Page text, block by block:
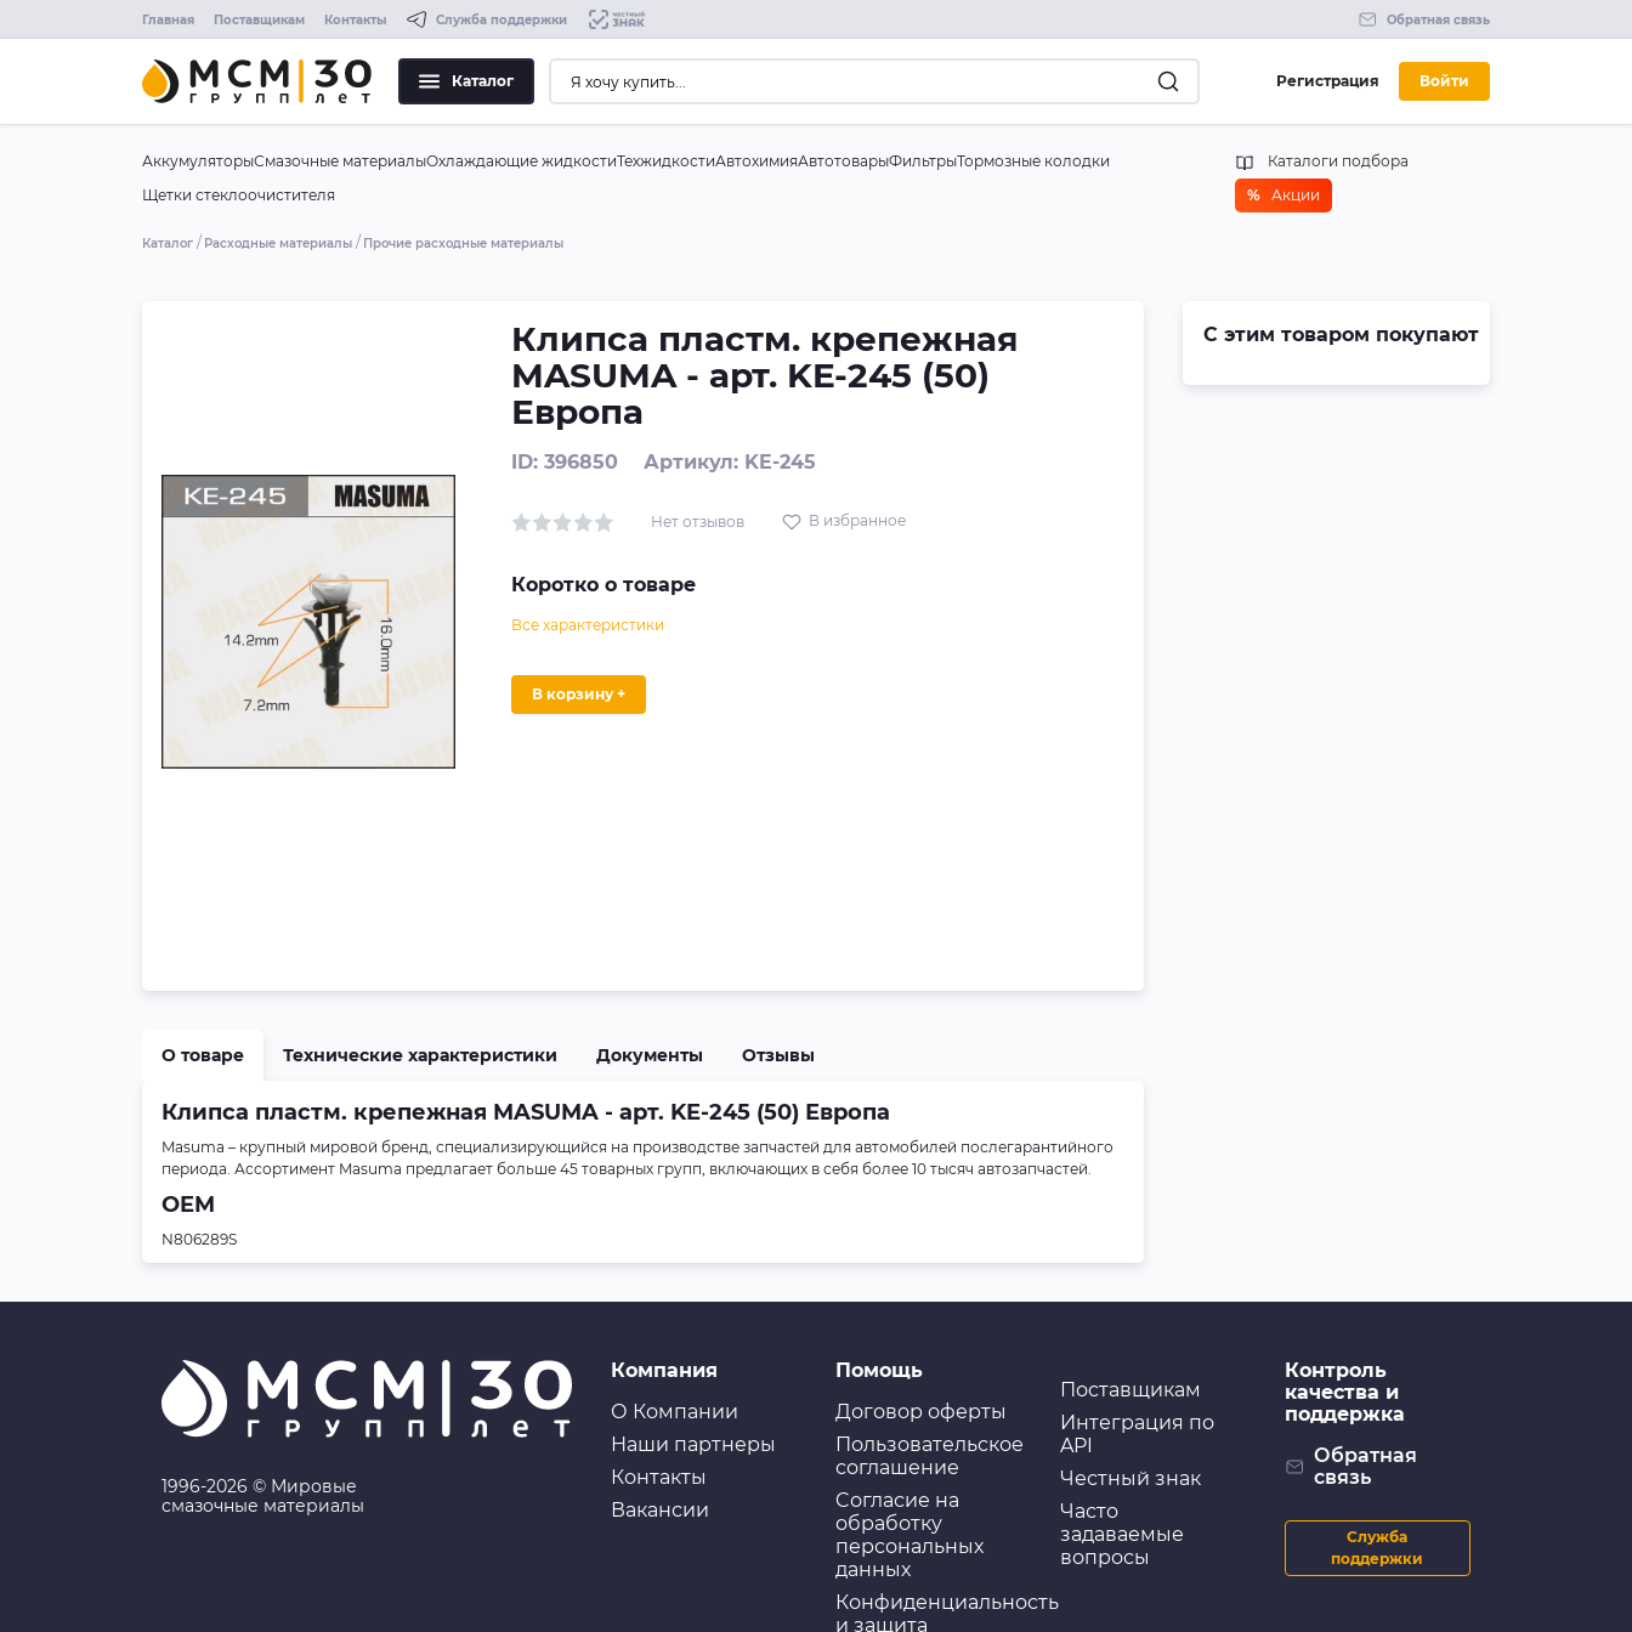
Главная Поставщикам Контакты Служба поддержки Обратная связь
Каталог Регистрация Войти
АккумуляторыСмазочные материалыОхлаждающие жидкостиТехжидкостиАвтохимияАвтотоварыФильтрыТормозные колодки
Щетки стеклоочистителя
Каталоги подбора
% Акции
Каталог Расходные материалы Прочие расходные материалы
Клипса пластм. крепежная
MASUMA - арт. KE-245 (50)
Европа
ID: 396850 Артикул: KE-245
Нет отзывов В избранное
Коротко о товаре
Все характеристики
В корзину +
О товаре Технические характеристики Документы Отзывы
Клипса пластм. крепежная MASUMA - арт. KE-245 (50) Европа
Masuma – крупный мировой бренд, специализирующийся на производстве запчастей для автомобилей послегарантийного
периода. Ассортимент Masuma предлагает больше 45 товарных групп, включающих в себя более 10 тысяч автозапчастей.
OEM
N806289S
С этим товаром покупают
1996-2026 © Мировые
смазочные материалы
Компания
О Компании
Наши партнеры
Контакты
Вакансии
Помощь
Договор оферты
Пользовательское
соглашение
Cогласие на
обработку
персональных
данных
Конфиденциальность
и защита
Поставщикам
Интеграция по
API
Честный знак
Часто
задаваемые
вопросы
Контроль
качества и
поддержка
Обратная
связь
Служба
поддержки